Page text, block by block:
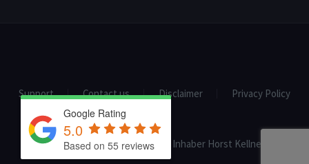
Support Contact us Disclaimer Privacy Policy
2020 © Professional Fitness - Inhaber Horst Kellner
Google Rating
5.0
Based on 55 reviews